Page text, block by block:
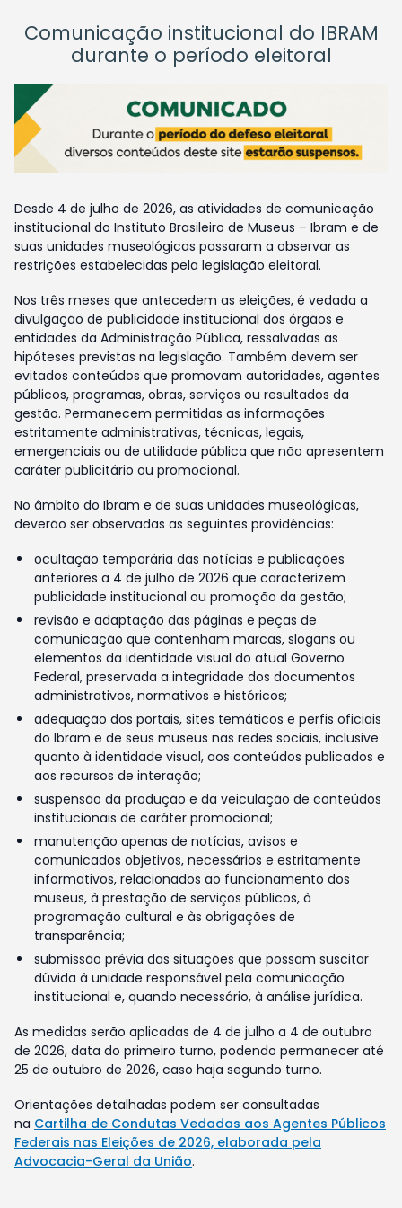
Comunicação institucional do IBRAM
durante o período eleitoral
Desde 4 de julho de 2026, as atividades de comunicação
institucional do Instituto Brasileiro de Museus – Ibram e de
suas unidades museológicas passaram a observar as
restrições estabelecidas pela legislação eleitoral.
Nos três meses que antecedem as eleições, é vedada a
divulgação de publicidade institucional dos órgãos e
entidades da Administração Pública, ressalvadas as
hipóteses previstas na legislação. Também devem ser
evitados conteúdos que promovam autoridades, agentes
públicos, programas, obras, serviços ou resultados da
gestão. Permanecem permitidas as informações
estritamente administrativas, técnicas, legais,
emergenciais ou de utilidade pública que não apresentem
caráter publicitário ou promocional.
No âmbito do Ibram e de suas unidades museológicas,
deverão ser observadas as seguintes providências:
ocultação temporária das notícias e publicações
anteriores a 4 de julho de 2026 que caracterizem
publicidade institucional ou promoção da gestão;
revisão e adaptação das páginas e peças de
comunicação que contenham marcas, slogans ou
elementos da identidade visual do atual Governo
Federal, preservada a integridade dos documentos
administrativos, normativos e históricos;
adequação dos portais, sites temáticos e perfis oficiais
do Ibram e de seus museus nas redes sociais, inclusive
quanto à identidade visual, aos conteúdos publicados e
aos recursos de interação;
suspensão da produção e da veiculação de conteúdos
institucionais de caráter promocional;
manutenção apenas de notícias, avisos e
comunicados objetivos, necessários e estritamente
informativos, relacionados ao funcionamento dos
museus, à prestação de serviços públicos, à
programação cultural e às obrigações de
transparência;
submissão prévia das situações que possam suscitar
dúvida à unidade responsável pela comunicação
institucional e, quando necessário, à análise jurídica.
As medidas serão aplicadas de 4 de julho a 4 de outubro
de 2026, data do primeiro turno, podendo permanecer até
25 de outubro de 2026, caso haja segundo turno.
Orientações detalhadas podem ser consultadas
na Cartilha de Condutas Vedadas aos Agentes Públicos
Federais nas Eleições de 2026, elaborada pela
Advocacia-Geral da União.